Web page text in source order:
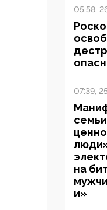
05:58,
07:39,
на
и»